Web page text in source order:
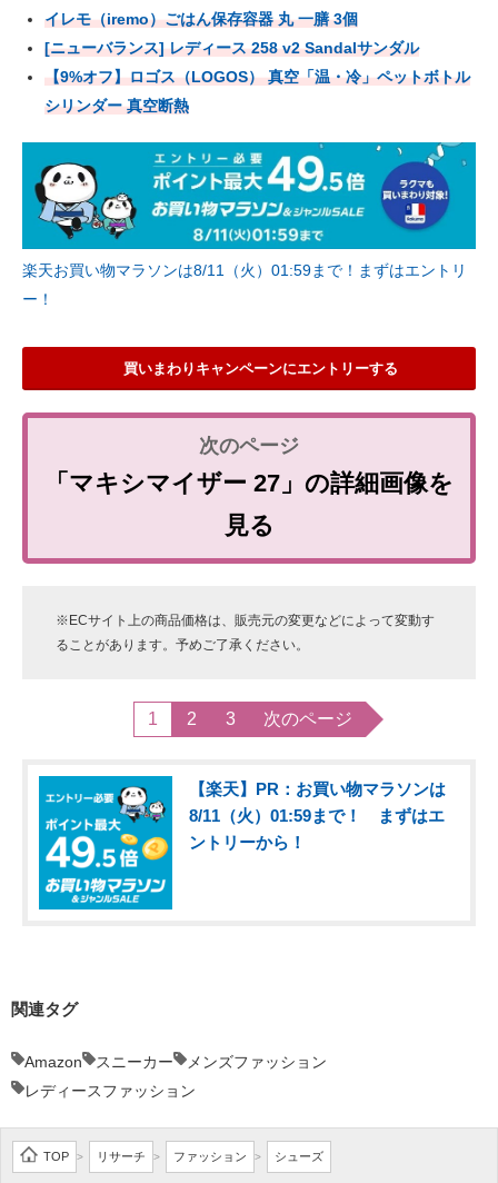
イレモ（iremo）ごはん保存容器 丸 一膳 3個
[ニューバランス] レディース 258 v2 Sandalサンダル
【9%オフ】ロゴス（LOGOS） 真空「温・冷」ペットボトル
シリンダー 真空断熱
楽天お買い物マラソンは8/11（火）01:59まで！まずはエントリ
ー！
買いまわりキャンペーンにエントリーする
「マキシマイザー 27」の詳細画像を
見る
※ECサイト上の商品価格は、販売元の変更などによって変動す
ることがあります。予めご了承ください。
1 2 3 次のページ
【楽天】PR：お買い物マラソンは
8/11（火）01:59まで！ まずはエ
ントリーから！
関連タグ
Amazon スニーカー
メンズファッション
レディースファッション
TOP > リサーチ > ファッション > シューズ